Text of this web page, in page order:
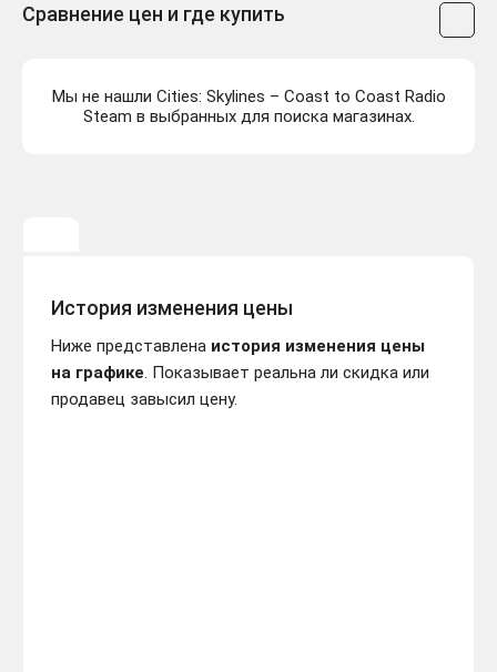
Сравнение цен и где купить
Мы не нашли Cities: Skylines – Coast to Coast Radio
Steam в выбранных для поиска магазинах.
История изменения цены
Ниже представлена история изменения цены
на графике. Показывает реальна ли скидка или
продавец завысил цену.